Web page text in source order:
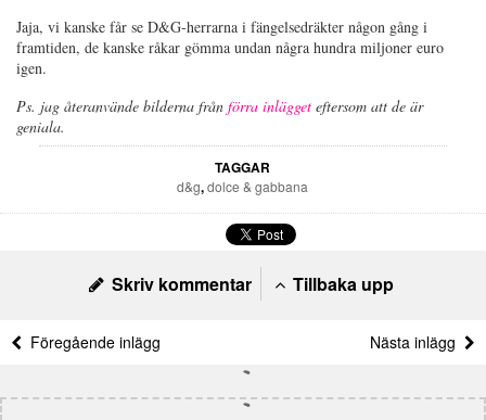
Jaja, vi kanske får se D&G-herrarna i fängelsedräkter någon gång i
framtiden, de kanske råkar gömma undan några hundra miljoner euro
igen.
Ps. jag återanvände bilderna från förra inlägget eftersom att de är
geniala.
TAGGAR
d&g,dolce & gabbana
Skriv kommentar Tillbaka upp
Föregående inlägg Nästa inlägg